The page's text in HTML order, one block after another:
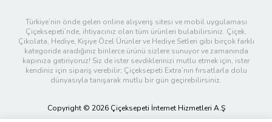
Türkiye’nin önde gelen online alışveriş sitesi ve mobil uygulaması
Çiçeksepeti’nde, ihtiyacınız olan tüm ürünleri bulabilirsiniz. Çiçek,
Çikolata, Hediye, Kişiye Özel Ürünler ve Hediye Setleri gibi birçok farklı
kategoride aradığınız binlerce ürünü sizlere sunuyor ve zamanında
kapınıza getiriyoruz! Siz de ister sevdiklerinizi mutlu etmek için, ister
kendiniz için sipariş verebilir; Çiçeksepeti Extra’nın fırsatlarla dolu
dünyasıyla tanışarak mutlu bir gün geçirebilirsiniz.
Copyright © 2026 Çiçeksepeti İnternet Hizmetleri A.Ş